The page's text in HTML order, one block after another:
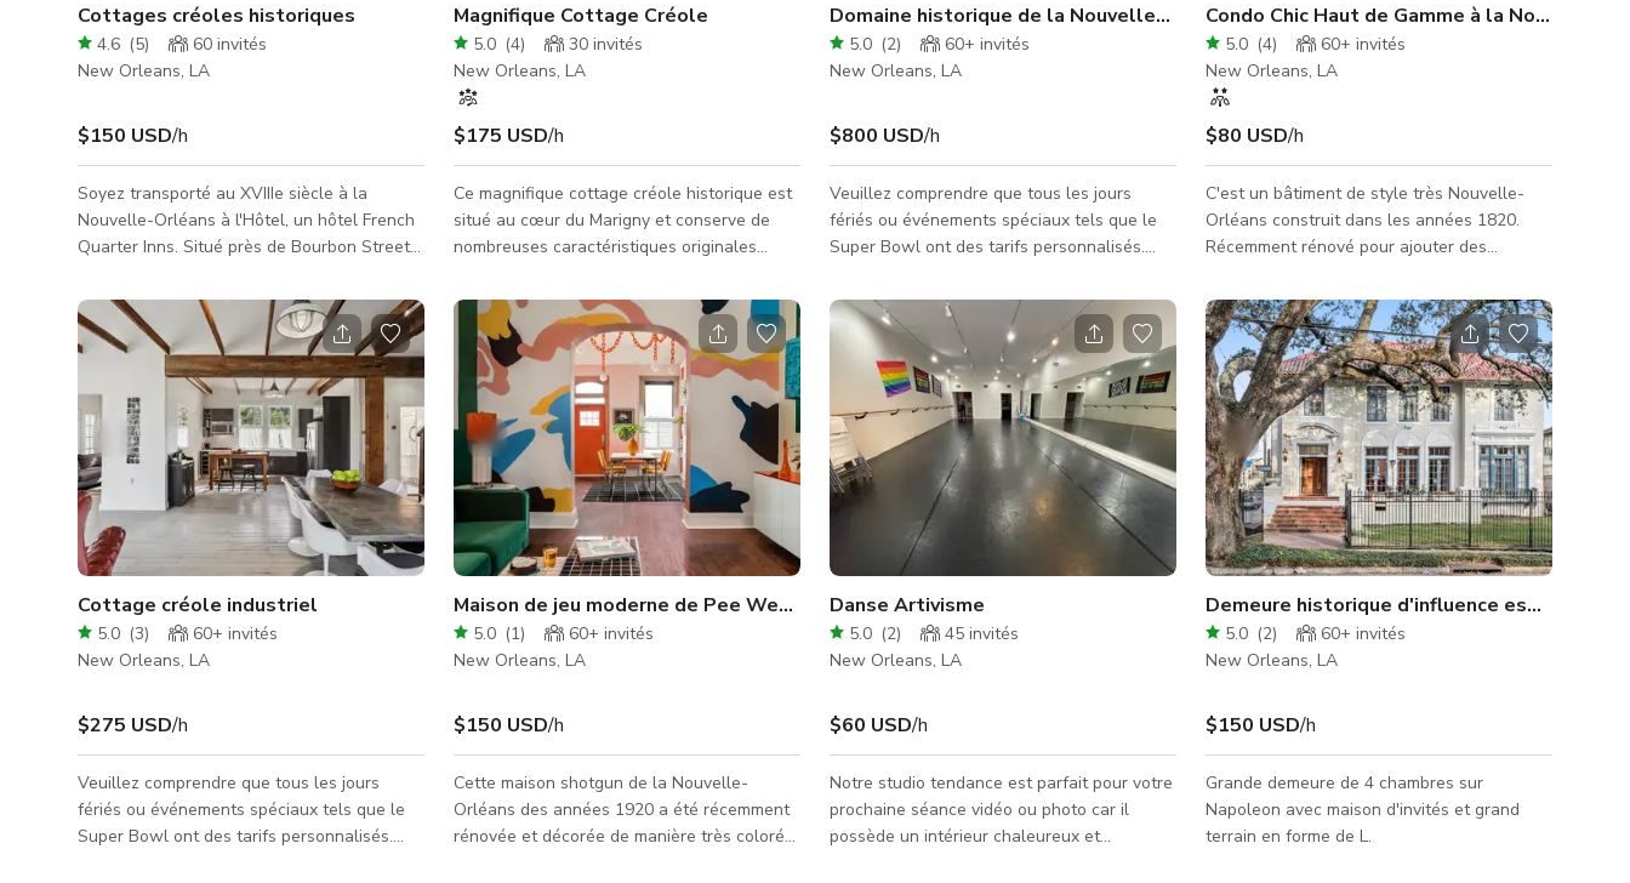
Cottages créoles historiques
4.6 (5) 60 invités
New Orleans, LA
$150 USD/h
Soyez transporté au XVIIIe siècle à la
Nouvelle-Orléans à l'Hôtel, un hôtel French
Quarter Inns. Situé près de Bourbon Street
notre hôtel-boutique historique allie charme
intemporel et confort moderne comme peu
d'hôtels en ville. Notre hôtel est installé
dans plusieurs cottages coloniaux français
magnifiquement restaurés datant des
années 1700. Complétant son architecture
emblématique, l'Hôtel propose des
chambres de style colonial confor
Magnifique Cottage Créole
5.0 (4) 30 invités
New Orleans, LA
$175 USD/h
Ce magnifique cottage créole historique est
situé au cœur du Marigny et conserve de
nombreuses caractéristiques originales
impressionné par des plafonds de 14 pieds
et les murs en plâtre vieilli du couloir latéral.
À droite se trouvent trois grandes pièces,
chacune aussi impressionnante que la
précédente. La grande cheminée du salon,
les plafonds ornés et les murs en plâtre
vous couperont le souffle. La deuxième
pièce dispose d'une table de bil
Domaine historique de la Nouvelle-Orléans avec salle de bal & jardins
5.0 (2) 60+ invités
New Orleans, LA
$800 USD/h
Veuillez comprendre que tous les jours
fériés ou événements spéciaux tels que le
Super Bowl ont des tarifs personnalisés.
productions cinématographiques, mariages,
activations de marque, fêtes, et plus encore.
Disponible pour le Super Bowl 2025, ce
domaine allie charme vintage et commodités
modernes, en faisant un cadre unique à la
Nouvelle-Orléans. Caractéristiques clés :
Importance historique : Ce domaine
appartenait à la célèbre madame
Condo Chic Haut de Gamme à la Nouvelle-
5.0 (4) 60+ invités
New Orleans, LA
$80 USD/h
C'est un bâtiment de style très Nouvelle-
Orléans construit dans les années 1820.
Récemment rénové pour ajouter des
murs qui ne sont pas en brique d'origine. 5
lustres en cristal ont également été ajoutés.
Une salle de bain en marbre noir, une salle
de bain en marbre blanc.
Cottage créole industriel
5.0 (3) 60+ invités
New Orleans, LA
$275 USD/h
Veuillez comprendre que tous les jours
fériés ou événements spéciaux tels que le
Super Bowl ont des tarifs personnalisés.
Maison de jeu moderne de Pee Wee ! Art déco & Memphis
5.0 (1) 60+ invités
New Orleans, LA
$150 USD/h
Cette maison shotgun de la Nouvelle-
Orléans des années 1920 a été récemment
rénovée et décorée de manière très colorée,
Danse Artivisme
5.0 (2) 45 invités
New Orleans, LA
$60 USD/h
Notre studio tendance est parfait pour votre
prochaine séance vidéo ou photo car il
possède un intérieur chaleureux et
Demeure historique d'influence espagnole
5.0 (2) 60+ invités
New Orleans, LA
$150 USD/h
Grande demeure de 4 chambres sur
Napoleon avec maison d'invités et grand
terrain en forme de L.